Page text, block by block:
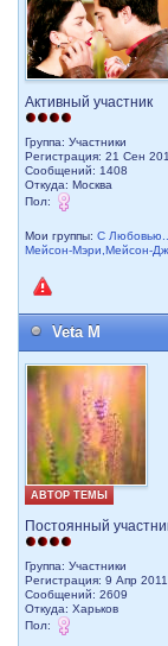
Активный участник
Группа: Участники
Регистрация: 21 Сен
Сообщений: 1408
Откуда: Москва
Пол:
Мои группы:С Любовью...
Мейсон-Мэри,Мейсон-
Veta M
АВТОР ТЕМЫ
Постоянный
Группа: Участники
Регистрация: 9 Апр
Сообщений: 2609
Откуда: Харьков
Пол: